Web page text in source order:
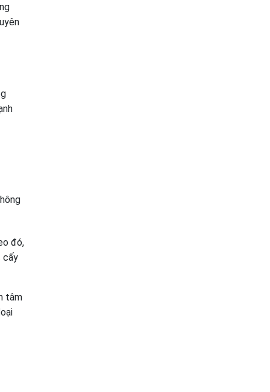
đó,
cấy
tâm